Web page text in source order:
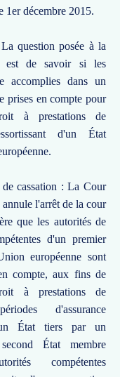
1er décembre 2015.
question posée à la
est de savoir si les
accomplies dans un
prises en compte pour
à prestations de
d'un État
cassation : La Cour
annule l'arrêt de la cour
que les autorités de
d'un premier
européenne sont
compte, aux fins de
à prestations de
d'assurance
État tiers par un
État membre
compétentes